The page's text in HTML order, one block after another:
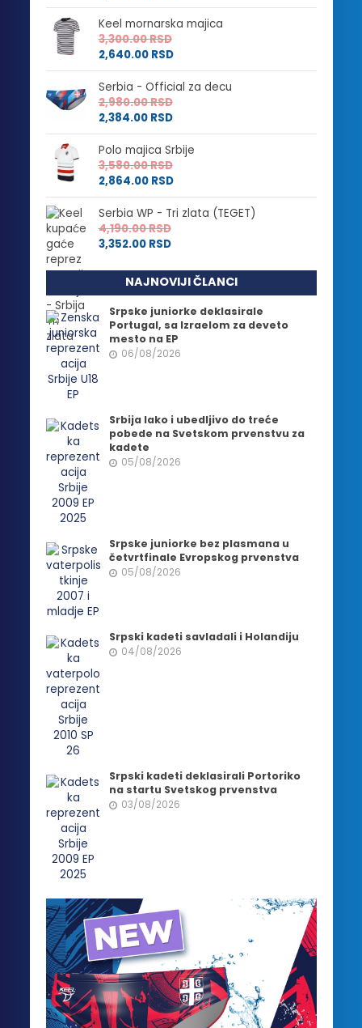
Keel mornarska majica
3,300.00RSD
2,640.00 RSD
Serbia - Official za decu
2,980.00RSD
2,384.00 RSD
Polo majica Srbije
3,580.00RSD
2,864.00 RSD
Serbia WP - Tri zlata (TEGET)
4,190.00RSD
3,352.00 RSD
NAJNOVIJI ČLANCI
Srpske juniorke deklasirale
Portugal, sa Izraelom za deveto
mesto na EP
06/08/2026
Srbija lako i ubedljivo do treće
pobede na Svetskom prvenstvu za
kadete
05/08/2026
Srpske juniorke bez plasmana u
četvrtfinale Evropskog prvenstva
05/08/2026
Srpski kadeti savladali i Holandiju
04/08/2026
Srpski kadeti deklasirali Portoriko
na startu Svetskog prvenstva
03/08/2026